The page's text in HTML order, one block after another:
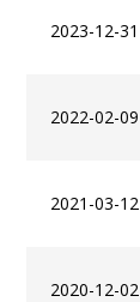
2023-12-31
2022-02-09
2021-03-12
2020-12-02